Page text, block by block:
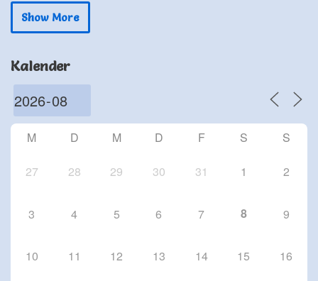
8 Okt. 26
Show More
Kalender
M D M D F S S
27 28 29 30 31 1 2
3 4 5 6 7 8 9
10 11 12 13 14 15 16